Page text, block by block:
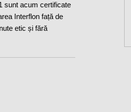
sunt acum certificate
Interflon față de
etic și fără